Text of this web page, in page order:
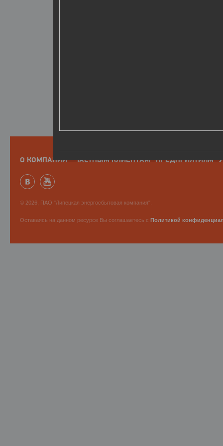
О КОМПАНИИ ЧАСТНЫМ КЛИЕНТАМ ПРЕДПРИЯТИЯМ
© 2026, ПАО "Липецкая энергосбытовая компания".
Оставаясь на данном ресурсе Вы соглашаетесь с Политикой